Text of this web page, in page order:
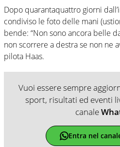
Dopo quarantaquattro giorni
condiviso le foto delle mani
bende: “Non sono ancora belle
non scorrere a destra se non ne
pilota Haas.
Vuoi essere sempre
sport, risultati ed eventi
canale
Entra nel